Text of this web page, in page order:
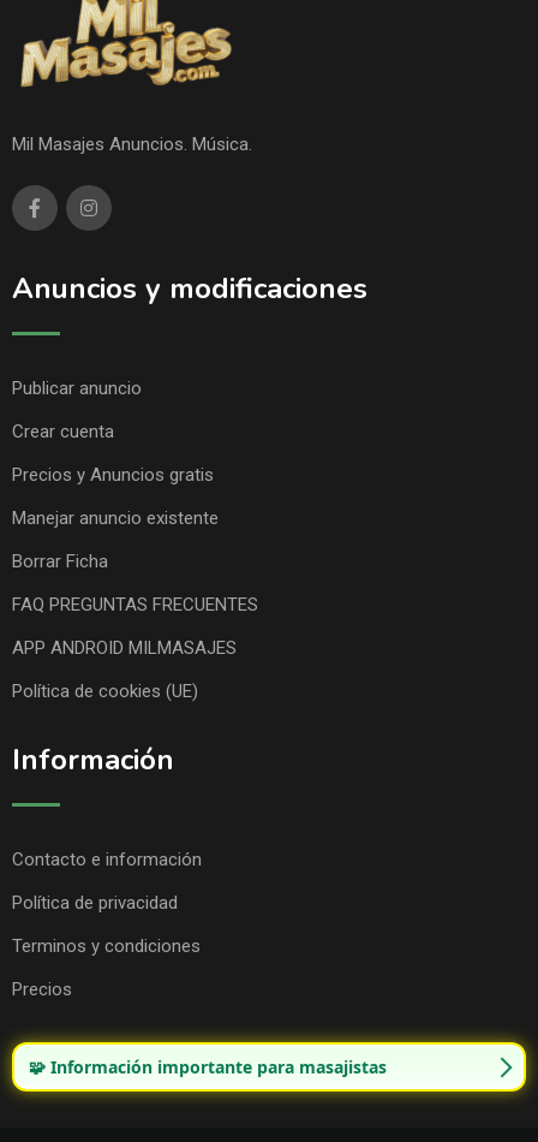
Mil Masajes Anuncios. Música.
Anuncios y modificaciones
Publicar anuncio
Crear cuenta
Precios y Anuncios gratis
Manejar anuncio existente
Borrar Ficha
FAQ PREGUNTAS FRECUENTES
APP ANDROID MILMASAJES
Política de cookies (UE)
Información
Contacto e información
Política de privacidad
Terminos y condiciones
Precios
🧩 Información importante para masajistas